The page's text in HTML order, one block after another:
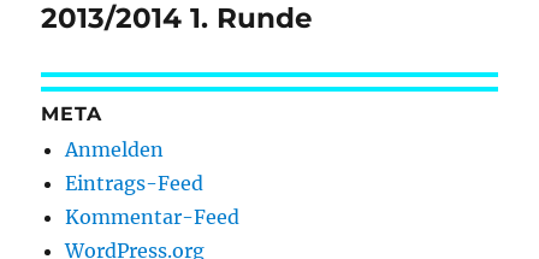
Beitrag:
2013/2014 1. Runde
META
Anmelden
Eintrags-Feed
Kommentar-Feed
WordPress.org